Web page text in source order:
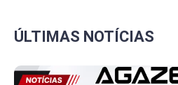
ÚLTIMAS NOTÍCIAS